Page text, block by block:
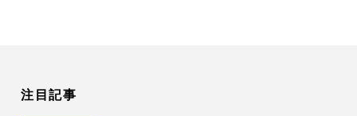
注目記事